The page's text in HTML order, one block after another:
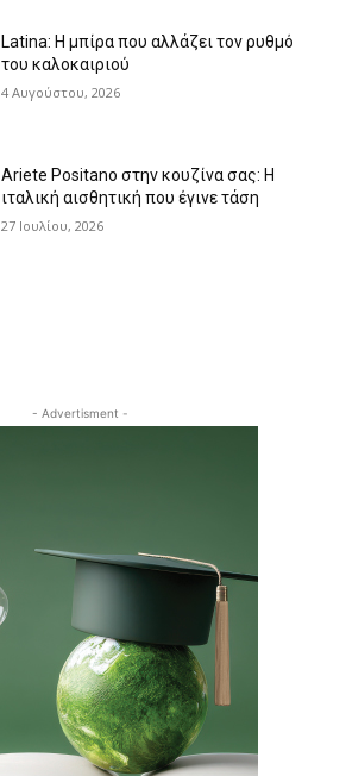
Latina: Η μπίρα που αλλάζει τον ρυθμό
του καλοκαιριού
4 Αυγούστου, 2026
Ariete Positano στην κουζίνα σας: Η
ιταλική αισθητική που έγινε τάση
27 Ιουλίου, 2026
- Advertisment -